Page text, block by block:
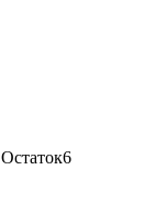
Остаток6